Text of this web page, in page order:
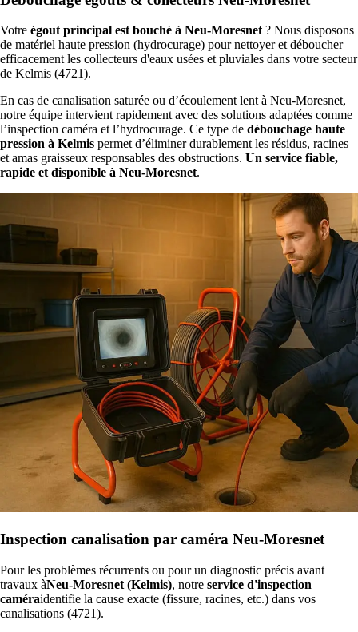
Votre égout principal est bouché à Neu-Moresnet ? Nous disposons
de matériel haute pression (hydrocurage) pour nettoyer et déboucher
efficacement les collecteurs d'eaux usées et pluviales dans votre secteur
de Kelmis (4721).
En cas de canalisation saturée ou d’écoulement lent à Neu-Moresnet,
notre équipe intervient rapidement avec des solutions adaptées comme
l’inspection caméra et l’hydrocurage. Ce type de débouchage haute
pression à Kelmis permet d’éliminer durablement les résidus, racines
et amas graisseux responsables des obstructions. Un service fiable,
rapide et disponible à Neu-Moresnet.
Inspection canalisation par caméra Neu-Moresnet
Pour les problèmes récurrents ou pour un diagnostic précis avant
travaux àNeu-Moresnet (Kelmis), notre service d'inspection
caméraidentifie la cause exacte (fissure, racines, etc.) dans vos
canalisations (4721).